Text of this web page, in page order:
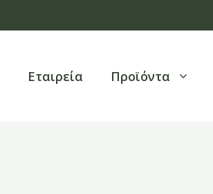
Εταιρεία Προϊόντα